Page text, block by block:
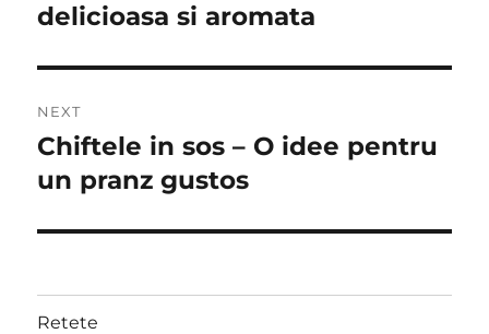
delicioasa si aromata
NEXT
Next
post:
Chiftele in sos – O idee pentru
un pranz gustos
Retete